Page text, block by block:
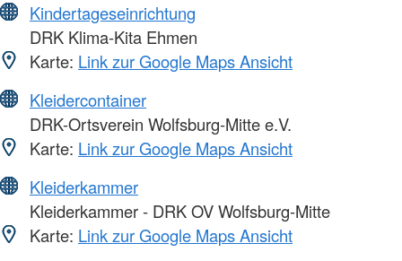
Kindertageseinrichtung
DRK Klima-Kita Ehmen
Karte: Link zur Google Maps Ansicht
Kleidercontainer
DRK-Ortsverein Wolfsburg-Mitte e.V.
Karte: Link zur Google Maps Ansicht
Kleiderkammer
Kleiderkammer - DRK OV Wolfsburg-Mitte
Karte: Link zur Google Maps Ansicht